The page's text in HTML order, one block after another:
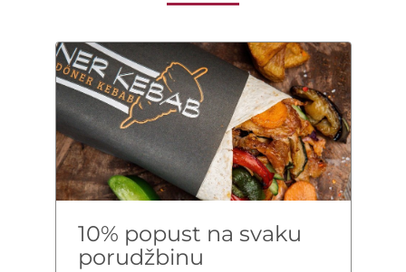
10% popust na svaku
porudžbinu